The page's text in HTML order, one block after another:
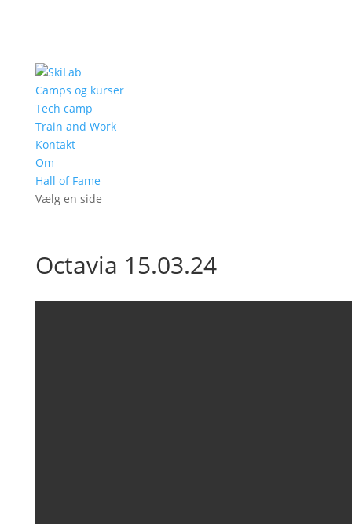
Camps og kurser
Tech camp
Train and Work
Kontakt
Om
Hall of Fame
Vælg en side
Octavia 15.03.24